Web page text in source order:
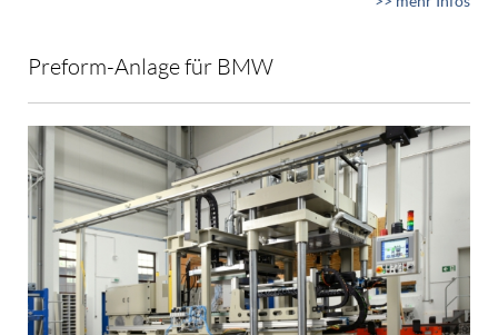
Preform-Anlage für BMW